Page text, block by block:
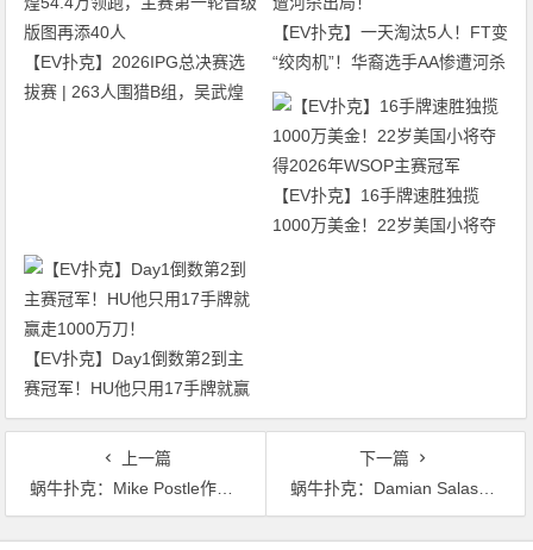
【EV扑克】2026IPG总决赛选
拔赛 | 263人围猎B组，吴武煌
【EV扑克】一天淘汰5人！FT变
“绞肉机”！华裔选手AA惨遭河杀
出局！
【EV扑克】16手牌速胜独揽
1000万美金！22岁美国小将夺
【EV扑克】Day1倒数第2到主
赛冠军！HU他只用17手牌就赢
走1000万刀！
上一篇
蜗牛扑克：Mike Postle作弊难断案 野人说虚拟货币与扑克未来密切相关
下一篇
蜗牛扑克：Damian Salas无法进入美国，WSOP主赛大结局被推迟
文